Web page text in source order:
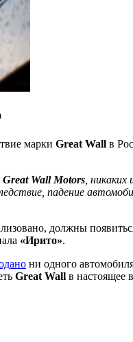
марки Great Wall в
Great Wall Motors ,
падение
должны
«Ирито».
ни одного
Great Wall в настоящее